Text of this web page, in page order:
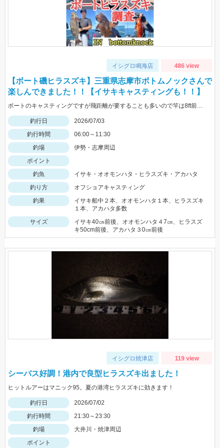
イシグロ鳴海店 486 view
【ボート磯ヒラスズキ】三重県志摩市ボトムノックさんで
楽しんできました！！【イサキキャスティングも！！】
ボートのキャスティングですが飛距離が要することも多いので竿は8ft前後推奨です！！
釣行日
2026/07/03
釣行時間
06:00～11:30
釣場
伊勢・志摩周辺
ポイント
釣魚
イサキ・オオモンハタ・ヒラスズキ・アカハタ
釣り方
オフショアキャスティング
釣果
イサキ船中２本、オオモンハタ１本、ヒラスズキ
１本、アカハタ多数
サイズ
イサキ40㎝前後、オオモンハタ４7㎝、ヒラスズ
キ50cm前後、アカハタ３0㎝前後
イシグロ焼津店 119 view
シーバス好調！港内で良型ヒラスズキ出ました！
ヒットルアーはマニック95。夏の港湾ヒラスズキに効きます！
釣行日
2026/07/02
釣行時間
21:30～23:30
釣場
大井川・焼津周辺
ポイント